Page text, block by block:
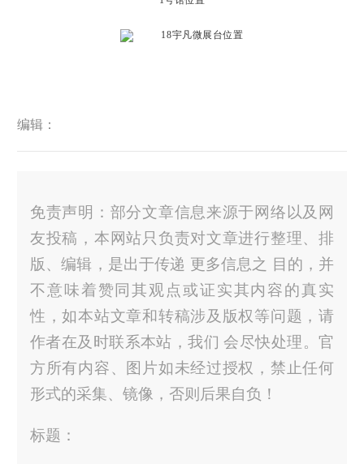
宇凡微展台位置
编辑：
免责声明：部分文章信息来源于网络以及网
友投稿，本网站只负责对文章进行整理、排
版、编辑，是出于传递 更多信息之 目的，并
不意味着赞同其观点或证实其内容的真实
性，如本站文章和转稿涉及版权等问题，请
作者在及时联系本站，我们 会尽快处理。官
方所有内容、图片如未经过授权，禁止任何
形式的采集、镜像，否则后果自负！
标题：